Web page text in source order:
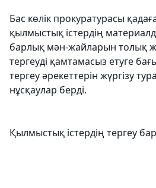
Бас көлік прокуратурасы
қылмыстық істердің
барлық мән-жайларын толық
тергеуді қамтамасыз етуге
тергеу әрекеттерін жүргізу
нұсқаулар берді.
Қылмыстық істердің тергеу